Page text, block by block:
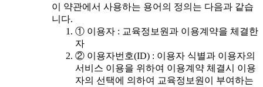
이 약관에서 사용하는 용어의 정의는 다음과 같습
니다.
① 이용자 : 교육정보원과 이용계약을 체결한
자
② 이용자번호(ID) : 이용자 식별과 이용자의
서비스 이용을 위하여 이용계약 체결시 이용
자의 선택에 의하여 교육정보원이 부여하는